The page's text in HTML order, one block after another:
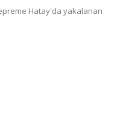
Hatay'da yakalanan